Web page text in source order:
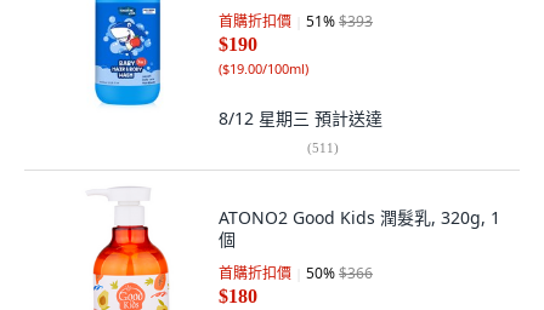
首購折扣價 51%$393
$190
($19.00/100ml)
8/12 星期三 預計送達
(511)
ATONO2 Good Kids 潤髮乳, 320g, 1
個
首購折扣價 50%$366
$180